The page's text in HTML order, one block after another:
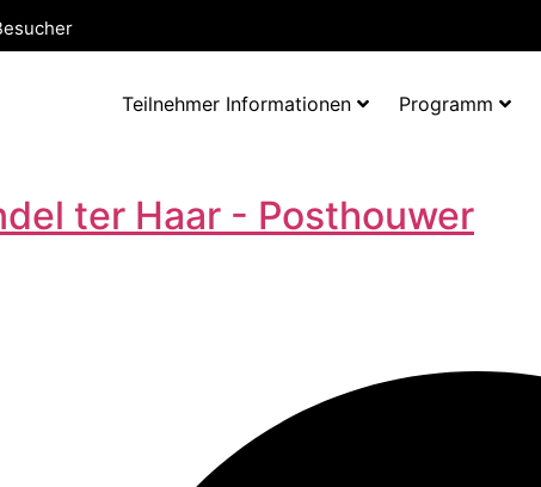
Teilnehmer Informationen Programm
ter Haar - Posthouwer